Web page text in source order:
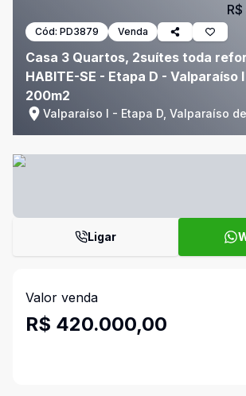
Cód: PD3879 Venda
Casa 3 Quartos, 2suítes toda
HABITE-SE - Etapa D - Valparaíso
200m2
Valparaíso I - Etapa D, Valparaíso
Ligar
Valor venda
R$ 420.000,00